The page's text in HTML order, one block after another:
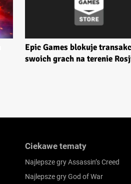
Epic Games blokuje
swoich grach na terenie
Ciekawe tematy
Najlepsze gry Assassin’s Creed
Najlepsze gry God of War